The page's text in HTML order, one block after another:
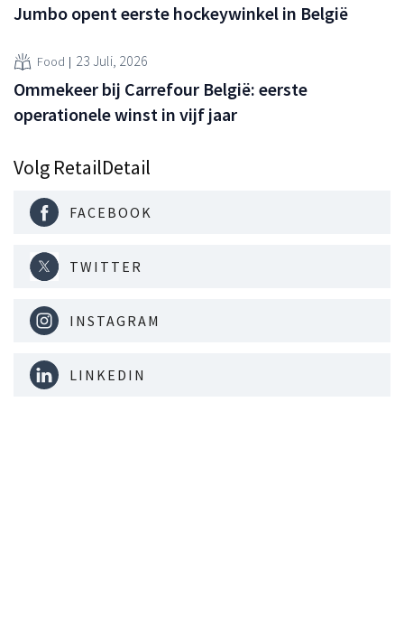
Jumbo opent eerste hockeywinkel in België
Food 23 Juli, 2026
Ommekeer bij Carrefour België: eerste
operationele winst in vijf jaar
Volg RetailDetail
FACEBOOK
TWITTER
INSTAGRAM
LINKEDIN